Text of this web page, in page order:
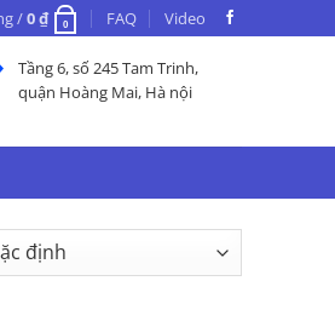
/0₫ 0 FAQ Video
Tầng 6, số 245 Tam Trinh,
quận Hoàng Mai, Hà nội